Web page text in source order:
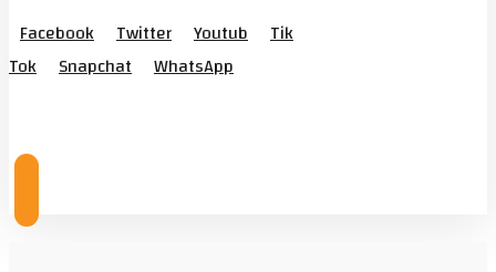
Facebook
Twitter Youtub
Tik
Tok
Snapchat
WhatsApp